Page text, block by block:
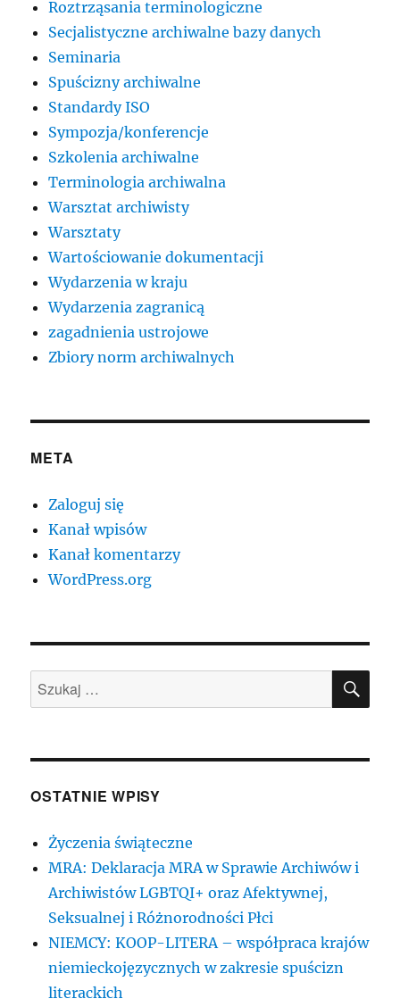
Roztrząsania terminologiczne
Secjalistyczne archiwalne bazy danych
Seminaria
Spuścizny archiwalne
Standardy ISO
Sympozja/konferencje
Szkolenia archiwalne
Terminologia archiwalna
Warsztat archiwisty
Warsztaty
Wartościowanie dokumentacji
Wydarzenia w kraju
Wydarzenia zagranicą
zagadnienia ustrojowe
Zbiory norm archiwalnych
META
Zaloguj się
Kanał wpisów
Kanał komentarzy
WordPress.org
Szukaj:
OSTATNIE WPISY
Życzenia świąteczne
MRA: Deklaracja MRA w Sprawie Archiwów i
Archiwistów LGBTQI+ oraz Afektywnej,
Seksualnej i Różnorodności Płci
NIEMCY: KOOP-LITERA – współpraca krajów
niemieckojęzycznych w zakresie spuścizn
literackich